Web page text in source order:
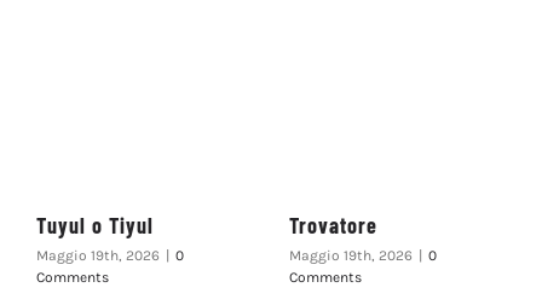
Tuyul o Tiyul
Maggio 19th, 2026
0
Comments
Trovatore
Maggio 19th, 2026
0
Comments